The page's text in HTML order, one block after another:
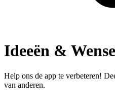
Ideeën &
Help ons de app te verbeteren!
van anderen.